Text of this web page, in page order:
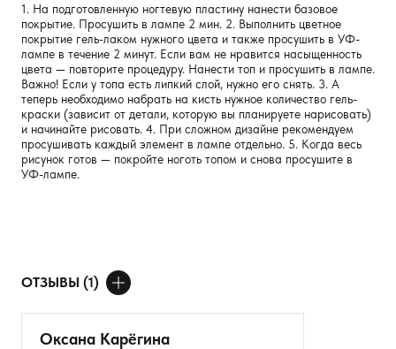
1. На подготовленную ногтевую пластину нанести базовое
покрытие. Просушить в лампе 2 мин. 2. Выполнить цветное
покрытие гель-лаком нужного цвета и также просушить в УФ-
лампе в течение 2 минут. Если вам не нравится насыщенность
цвета — повторите процедуру. Нанести топ и просушить в лампе.
Важно! Если у топа есть липкий слой, нужно его снять. 3. А
теперь необходимо набрать на кисть нужное количество гель-
краски (зависит от детали, которую вы планируете нарисовать)
и начинайте рисовать. 4. При сложном дизайне рекомендуем
просушивать каждый элемент в лампе отдельно. 5. Когда весь
рисунок готов — покройте ноготь топом и снова просушите в
УФ-лампе.
ОТЗЫВЫ (1)
ДОБАВИТЬ ОТЗЫВ
Оксана Карёгина